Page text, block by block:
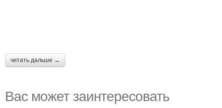
читать дальше →
Вас может заинтересовать